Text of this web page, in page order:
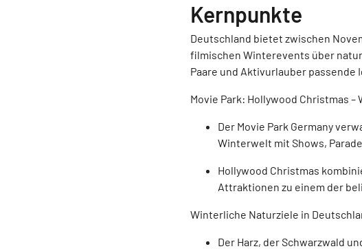
Kernpunkte
Deutschland bietet zwischen
filmischen Winterevents über
Paare und Aktivurlauber passende
Movie Park: Hollywood Christmas
Der Movie Park Germany
Winterwelt mit Shows,
Hollywood Christmas
Attraktionen zu einem der
Winterliche Naturziele in
Der Harz, der Schwarzwald